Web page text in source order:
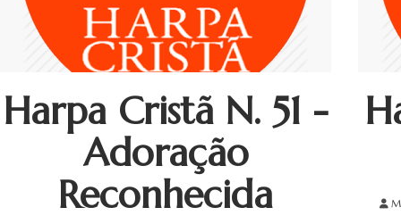
Harpa Cristã N. 51 -
Adoração
Reconhecida